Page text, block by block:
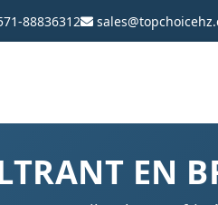
88836312
EN